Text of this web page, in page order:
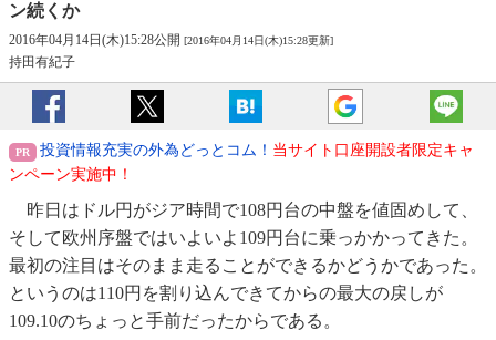
ン続くか
2016年04月14日(木)15:28公開 [2016年04月14日(木)15:28更新]
持田有紀子
投資情報充実の外為どっとコム！ 当サイト口座開設者限定キャ
ンペーン実施中！
昨日はドル円がジア時間で108円台の中盤を値固めして、
そして欧州序盤ではいよいよ109円台に乗っかかってきた。
最初の注目はそのまま走ることができるかどうかであった。
というのは110円を割り込んできてからの最大の戻しが
109.10のちょっと手前だったからである。